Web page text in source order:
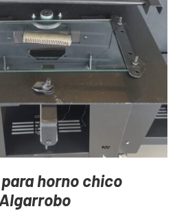
AL CARRITO / DETAILS
horno chico